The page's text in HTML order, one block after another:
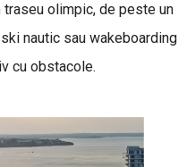
olimpic, de peste un
nautic sau wakeboarding
cu obstacole.